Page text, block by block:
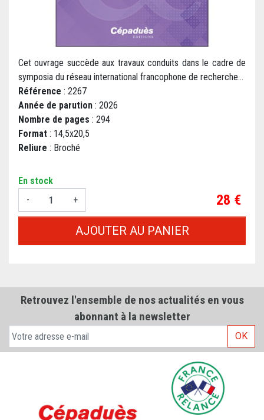
Cet ouvrage succède aux travaux conduits dans le cadre de
symposia du réseau international francophone de recherche...
Référence : 2267
Année de parution : 2026
Nombre de pages : 294
Format : 14,5x20,5
Reliure : Broché
En stock
-
+ Prix
28 €
AJOUTER AU PANIER
Retrouvez l'ensemble de nos actualités en vous
abonnant à la newsletter
OK